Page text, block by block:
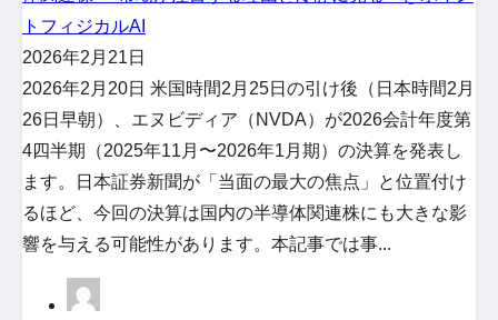
トフィジカルAI
2026年2月21日
2026年2月20日 米国時間2月25日の引け後（日本時間2月
26日早朝）、エヌビディア（NVDA）が2026会計年度第
4四半期（2025年11月〜2026年1月期）の決算を発表し
ます。日本証券新聞が「当面の最大の焦点」と位置付け
るほど、今回の決算は国内の半導体関連株にも大きな影
響を与える可能性があります。本記事では事...